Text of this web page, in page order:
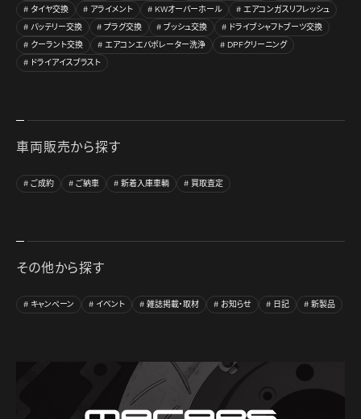
タイヤ交換
アライメント KWオーバーホール
エアコンガスリフレッシュ
バッテリー交換
プラグ交換 ブッシュ交換
ドライブシャフトブーツ交換
クーラント交換
エアコンエバポレーター洗浄
DPFクリーニング
ドライアイスブラスト
車両販売から探す
ご成約 ご納車 新着入庫車輌 買取査定
その他から探す
キャンペーン イベント 雑誌掲載・取材 お知らせ 日記 新製品